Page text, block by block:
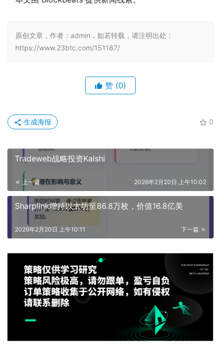
原创文章，作者：admin，如若转载，请注明出处：
https://www.23btc.com/151187/
赞 (0)
0
生成海报
Tradeweb战略投资Kalshi
上一篇 2026年2月20日 上午10:02
Sharplink增持以太坊至86.8万枚，价值16.8亿美
下一篇
2026年2月20日 上午10:11